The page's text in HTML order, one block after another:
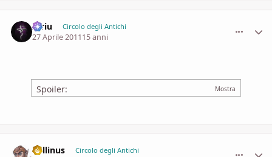
Idriu Circolo degli Antichi
27 Aprile 201115 anni
Spoiler:
Lollinus Circolo degli Antichi